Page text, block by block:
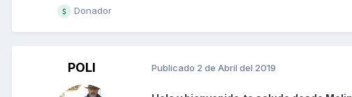
Donador
POLI Publicado 2 de Abril del 2019